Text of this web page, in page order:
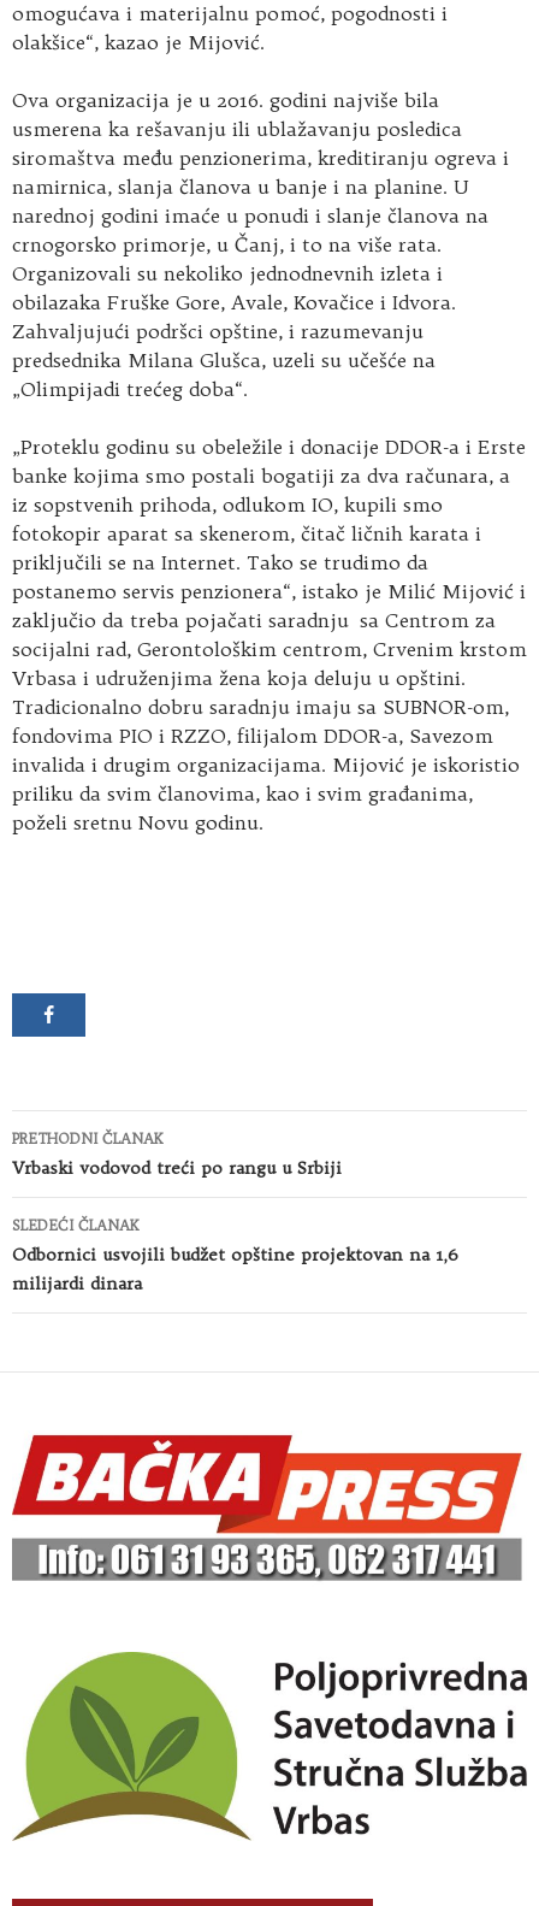
omogućava i materijalnu pomoć, pogodnosti i
olakšice“, kazao je Mijović.
Ova organizacija je u 2016. godini najviše bila
usmerena ka rešavanju ili ublažavanju posledica
siromaštva među penzionerima, kreditiranju ogreva i
namirnica, slanja članova u banje i na planine. U
narednoj godini imaće u ponudi i slanje članova na
crnogorsko primorje, u Čanj, i to na više rata.
Organizovali su nekoliko jednodnevnih izleta i
obilazaka Fruške Gore, Avale, Kovačice i Idvora.
Zahvaljujući podršci opštine, i razumevanju
predsednika Milana Glušca, uzeli su učešće na
„Olimpijadi trećeg doba“.
„Proteklu godinu su obeležile i donacije DDOR-a i Erste
banke kojima smo postali bogatiji za dva računara, a
iz sopstvenih prihoda, odlukom IO, kupili smo
fotokopir aparat sa skenerom, čitač ličnih karata i
priključili se na Internet. Tako se trudimo da
postanemo servis penzionera“, istako je Milić Mijović i
zaključio da treba pojačati saradnju sa Centrom za
socijalni rad, Gerontološkim centrom, Crvenim krstom
Vrbasa i udruženjima žena koja deluju u opštini.
Tradicionalno dobru saradnju imaju sa SUBNOR-om,
fondovima PIO i RZZO, filijalom DDOR-a, Savezom
invalida i drugim organizacijama. Mijović je iskoristio
priliku da svim članovima, kao i svim građanima,
poželi sretnu Novu godinu.
Kretanje
članaka
PRETHODNI ČLANAK
Vrbaski vodovod treći po rangu u Srbiji
SLEDEĆI ČLANAK
Odbornici usvojili budžet opštine projektovan na 1,6
milijardi dinara